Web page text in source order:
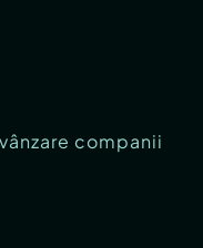
companii